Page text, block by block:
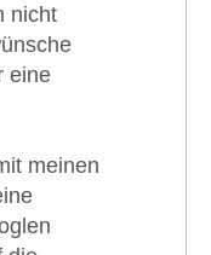
nicht
eine
meinen